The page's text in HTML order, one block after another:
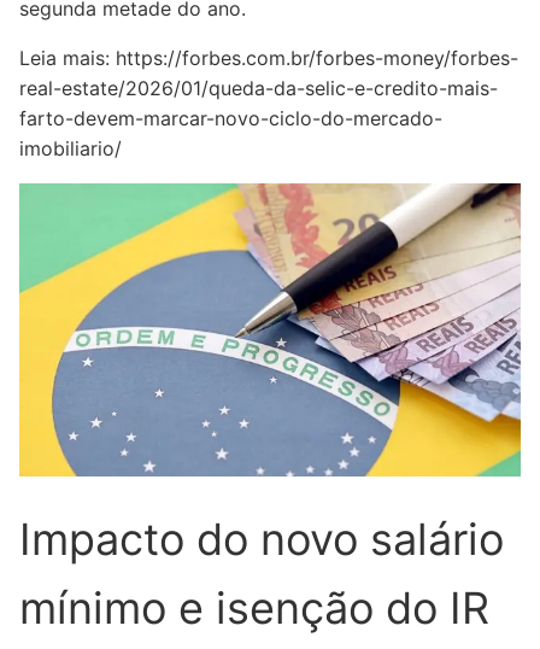
segunda metade do ano.
Leia mais: https://forbes.com.br/forbes-money/forbes-
real-estate/2026/01/queda-da-selic-e-credito-mais-
farto-devem-marcar-novo-ciclo-do-mercado-
imobiliario/
Impacto do novo salário
mínimo e isenção do IR